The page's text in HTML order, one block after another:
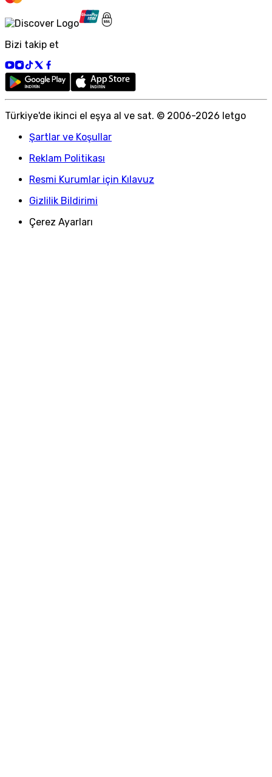
Bizi takip et
Türkiye'de ikinci el eşya al ve sat. © 2006-2026 letgo
Şartlar ve Koşullar
Reklam Politikası
Resmi Kurumlar için Kılavuz
Gizlilik Bildirimi
Çerez Ayarları